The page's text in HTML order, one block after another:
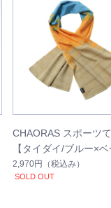
CHAORAS スポーツ
【タイダイ/ブルー×
ュ】
2,970円 （税込み）
SOLD OUT